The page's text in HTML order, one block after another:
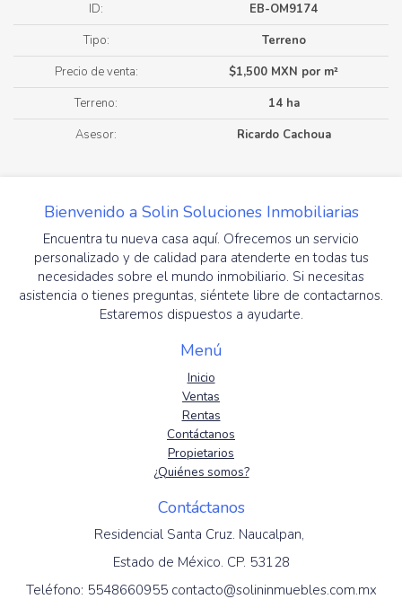
ID:
EB-OM9174
Tipo:
Terreno
Precio de venta:
$1,500 MXN por m²
Terreno:
14 ha
Asesor:
Ricardo Cachoua
Bienvenido a Solin Soluciones Inmobiliarias
Encuentra tu nueva casa aquí. Ofrecemos un servicio
personalizado y de calidad para atenderte en todas tus
necesidades sobre el mundo inmobiliario. Si necesitas
asistencia o tienes preguntas, siéntete libre de contactarnos.
Estaremos dispuestos a ayudarte.
Menú
Inicio
Ventas
Rentas
Contáctanos
Propietarios
¿Quiénes somos?
Contáctanos
Residencial Santa Cruz. Naucalpan,
Estado de México. CP. 53128
Teléfono: 5548660955 contacto@solininmuebles.com.mx